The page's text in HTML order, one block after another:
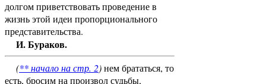
долгом приветствовать проведение в
жизнь этой идеи пропорционального
представительства.
И. Бураков.
(**начало на стр. 2)нем брататься, то
есть, бросим на произвол судьбы,